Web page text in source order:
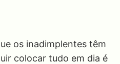
os inadimplentes têm
colocar tudo em dia é